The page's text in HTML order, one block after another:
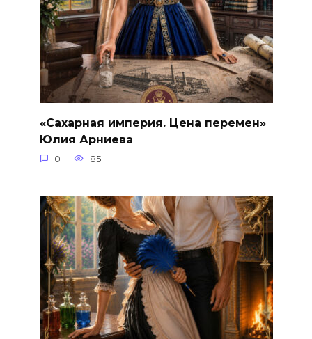
«Сахарная империя. Цена перемен»
Юлия Арниева
0 85